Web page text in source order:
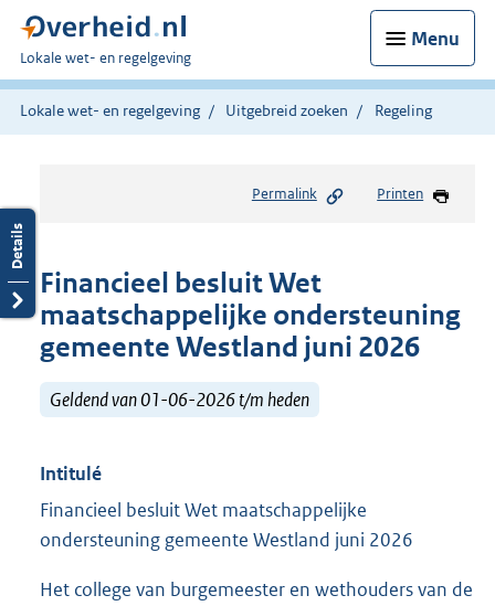
Menu
U
bent
hier:
Lokale wet- en regelgeving
Lokale wet- en regelgeving Uitgebreid zoeken Regeling
Permalink Printen
Financieel besluit Wet
maatschappelijke ondersteuning
gemeente Westland juni 2026
Geldend van 01-06-2026 t/m heden
Intitulé
Financieel besluit Wet maatschappelijke
ondersteuning gemeente Westland juni 2026
Het college van burgemeester en wethouders van de